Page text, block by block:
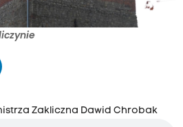
Zakliczna Dawid Chrobak